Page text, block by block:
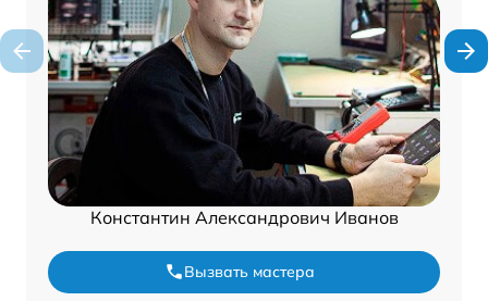
Константин Александрович Иванов
Вызвать мастера